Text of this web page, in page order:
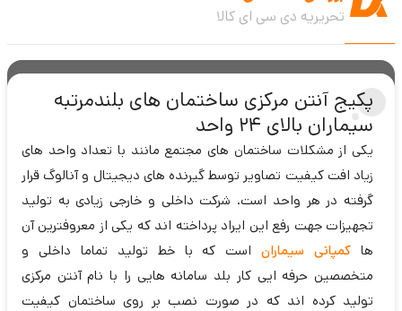
تحریریه دی سی ای کالا
پکیج آنتن مرکزی ساختمان های بلندمرتبه
سیماران بالای 24 واحد
یکی از مشکلات ساختمان های مجتمع مانند با تعداد واحد های
زیاد افت کیفیت تصاویر توسط گیرنده های دیجیتال و آنالوگ قرار
گرفته در هر واحد است. شرکت داخلی و خارجی زیادی به تولید
تجهیزات جهت رفع این ایراد پرداخته اند که یکی از معروفترین آن
ها کمپانی سیماراناست که با خط تولید تماما داخلی و
متخصصین حرفه ایی کار بلد سامانه هایی را با نام آنتن مرکزی
تولید کرده اند که در صورت نصب بر روی ساختمان کیفیت